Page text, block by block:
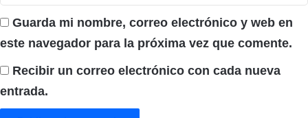
Guarda mi nombre, correo electrónico y web en
este navegador para la próxima vez que comente.
Recibir un correo electrónico con cada nueva
entrada.